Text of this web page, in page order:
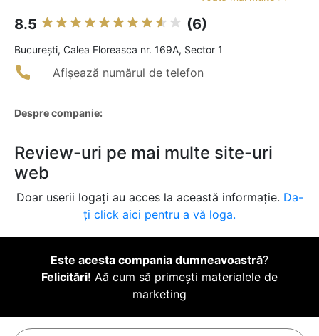
8.5 (6)
Bucureşti, Calea Floreasca nr. 169A, Sector 1
Afișează numărul de telefon
Despre companie:
Review-uri pe mai multe site-uri
web
Doar userii logați au acces la această informație. Da-
ți click aici pentru a vă loga.
Este acesta compania dumneavoastră?
Felicitări! Aă cum să primești materialele de
marketing